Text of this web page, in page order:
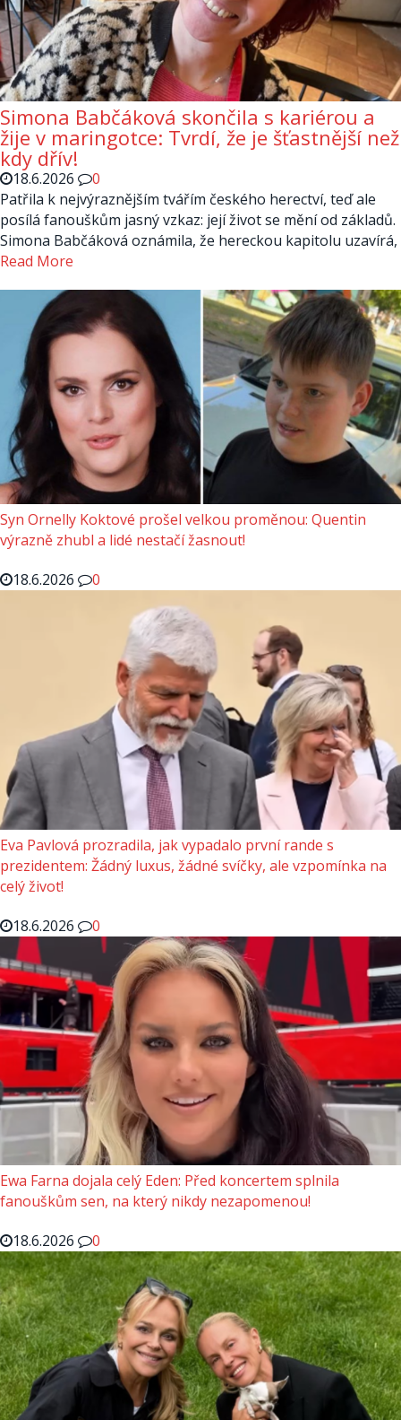
Simona Babčáková skončila s kariérou a
žije v maringotce: Tvrdí, že je šťastnější než
kdy dřív!
18.6.2026
0
Patřila k nejvýraznějším tvářím českého herectví, teď ale
posílá fanouškům jasný vzkaz: její život se mění od základů.
Simona Babčáková oznámila, že hereckou kapitolu uzavírá,
Read More
Syn Ornelly Koktové prošel velkou proměnou: Quentin
výrazně zhubl a lidé nestačí žasnout!
18.6.2026
0
Eva Pavlová prozradila, jak vypadalo první rande s
prezidentem: Žádný luxus, žádné svíčky, ale vzpomínka na
celý život!
18.6.2026
0
Ewa Farna dojala celý Eden: Před koncertem splnila
fanouškům sen, na který nikdy nezapomenou!
18.6.2026
0